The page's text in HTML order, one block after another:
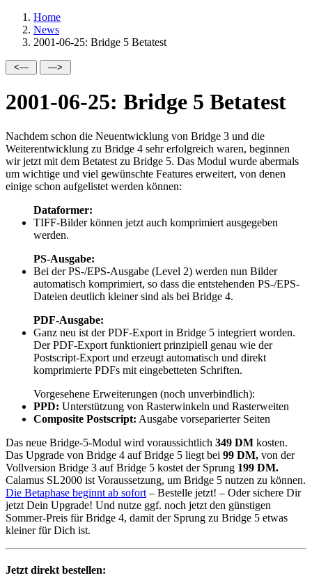
Home
News
2001-06-25: Bridge 5 Betatest
2001-06-25: Bridge 5 Betatest
Nachdem schon die Neuentwicklung von Bridge 3 und die
Weiterentwicklung zu Bridge 4 sehr erfolgreich waren, beginnen
wir jetzt mit dem Betatest zu Bridge 5. Das Modul wurde abermals
um wichtige und viel gewünschte Features erweitert, von denen
einige schon aufgelistet werden können:
Dataformer:
TIFF-Bilder können jetzt auch komprimiert ausgegeben
werden.
PS-Ausgabe:
Bei der PS-/EPS-Ausgabe (Level 2) werden nun Bilder
automatisch komprimiert, so dass die entstehenden PS-/EPS-
Dateien deutlich kleiner sind als bei Bridge 4.
PDF-Ausgabe:
Ganz neu ist der PDF-Export in Bridge 5 integriert worden.
Der PDF-Export funktioniert prinzipiell genau wie der
Postscript-Export und erzeugt automatisch und direkt
komprimierte PDFs mit eingebetteten Schriften.
Vorgesehene Erweiterungen (noch unverbindlich):
PPD: Unterstützung von Rasterwinkeln und Rasterweiten
Composite Postscript: Ausgabe vorseparierter Seiten
Das neue Bridge-5-Modul wird voraussichtlich 349 DM kosten.
Das Upgrade von Bridge 4 auf Bridge 5 liegt bei 99 DM, von der
Vollversion Bridge 3 auf Bridge 5 kostet der Sprung 199 DM.
Calamus SL2000 ist Voraussetzung, um Bridge 5 nutzen zu können.
Die Betaphase beginnt ab sofort – Bestelle jetzt! – Oder sichere Dir
jetzt Dein Upgrade! Und nutze ggf. noch jetzt den günstigen
Sommer-Preis für Bridge 4, damit der Sprung zu Bridge 5 etwas
kleiner für Dich ist.
Jetzt direkt bestellen: